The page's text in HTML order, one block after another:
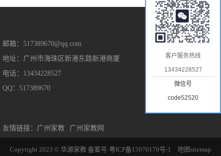
邮箱：517389670@qq.com
地址：广州市海珠区新港东路新港商厦
电话：13434228527
QQ：517389670
售后保障
售后服务
隐私保护
免责声明
友情链接： 广州家教 广州家教网
Copyright 2023 © 华源家教 备案号:粤ICP备15070170号-1 地图sitemap
客户服务热线
13434228527
微信号
code52520